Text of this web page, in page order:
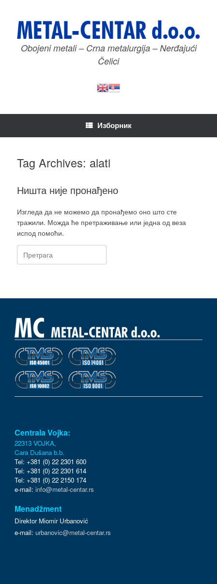
садржај
Obojeni metali – Crna metalurgija – Nerđajući
Čelici
Изборник
Tag Archives: alati
Ништа није пронађено
Изгледа да не можемо да пронађемо оно што сте
тражили. Можда ће претраживање или једна од веза
испод помоћи.
Centrala Vojka:
22313 VOJKA,
Cara Dušana b.b.
Tel: +381 (0) 22 2301 600
Tel: +381 (0) 22 2301 614
Tel: +381 (0) 22 2150 174
e-mail: info@metal-centar.rs
Menadžment
Direktor Miomir Urbanović
e-mail: urbanovic@metal-centar.rs